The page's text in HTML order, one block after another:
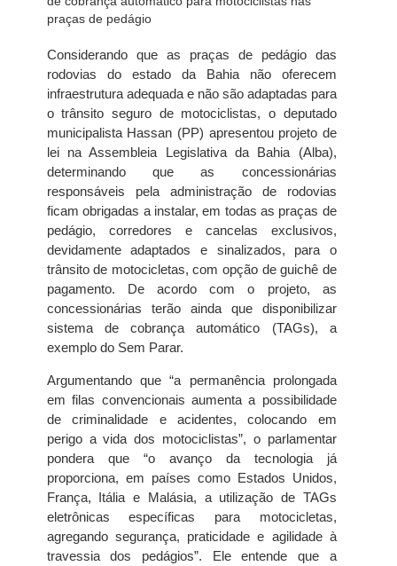
Considerando que as praças de pedágio das
rodovias do estado da Bahia não oferecem
infraestrutura adequada e não são adaptadas para
o trânsito seguro de motociclistas, o deputado
municipalista Hassan (PP) apresentou projeto de
lei na Assembleia Legislativa da Bahia (Alba),
determinando que as concessionárias
responsáveis pela administração de rodovias
ficam obrigadas a instalar, em todas as praças de
pedágio, corredores e cancelas exclusivos,
devidamente adaptados e sinalizados, para o
trânsito de motocicletas, com opção de guichê de
pagamento. De acordo com o projeto, as
concessionárias terão ainda que disponibilizar
sistema de cobrança automático (TAGs), a
exemplo do Sem Parar.
Argumentando que “a permanência prolongada
em filas convencionais aumenta a possibilidade
de criminalidade e acidentes, colocando em
perigo a vida dos motociclistas”, o parlamentar
pondera que “o avanço da tecnologia já
proporciona, em países como Estados Unidos,
França, Itália e Malásia, a utilização de TAGs
eletrônicas específicas para motocicletas,
agregando segurança, praticidade e agilidade à
travessia dos pedágios”. Ele entende que a